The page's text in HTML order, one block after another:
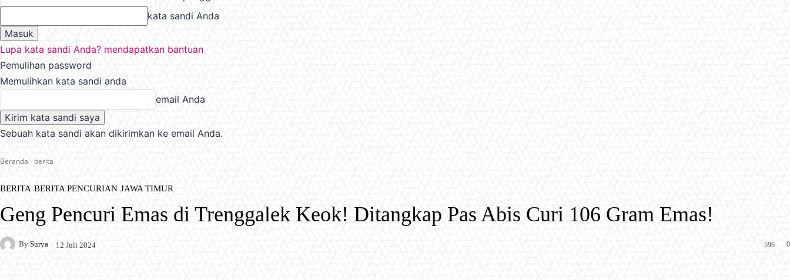
kata sandi Anda
Lupa kata sandi Anda? mendapatkan bantuan
Pemulihan password
Memulihkan kata sandi anda
email Anda
Sebuah kata sandi akan dikirimkan ke email Anda.
Beranda berita
BERITA BERITA PENCURIAN JAWA TIMUR
Geng Pencuri Emas di Trenggalek Keok! Ditangkap Pas Abis Curi 106 Gram Emas!
By Surya 12 Juli 2024 0
596